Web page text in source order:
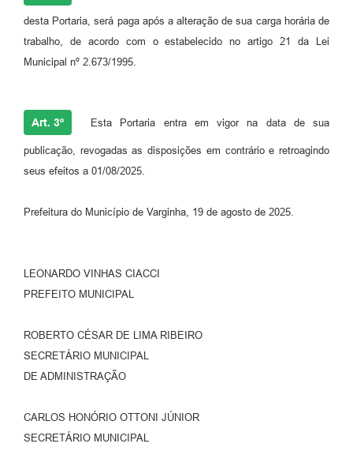
desta Portaria, será paga após a alteração de sua carga horária de
trabalho, de acordo com o estabelecido no artigo 21 da Lei
Municipal nº 2.673/1995.
Art. 3º Esta Portaria entra em vigor na data de sua
publicação, revogadas as disposições em contrário e retroagindo
seus efeitos a 01/08/2025.
Prefeitura do Município de Varginha, 19 de agosto de 2025.
LEONARDO VINHAS CIACCI
PREFEITO MUNICIPAL
ROBERTO CÉSAR DE LIMA RIBEIRO
SECRETÁRIO MUNICIPAL
DE ADMINISTRAÇÃO
CARLOS HONÓRIO OTTONI JÚNIOR
SECRETÁRIO MUNICIPAL